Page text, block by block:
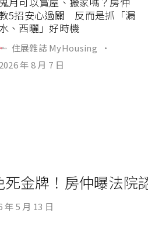
5招安心過關 反而是抓「漏
水、西曬」好時機
住展雜誌 MyHousing
·
2026 年 8 月 7 日
死金牌！房仲曝法院
年 5 月 13 日